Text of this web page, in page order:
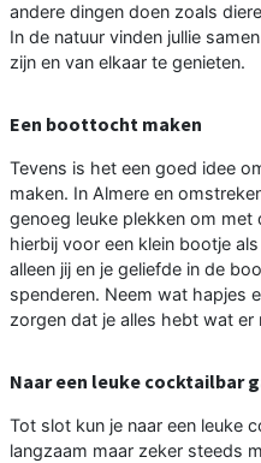
andere dingen doen zoals
In de natuur vinden jullie
zijn en van elkaar te genieten.
Een boottocht maken
Tevens is het een goed idee
maken. In Almere en
genoeg leuke plekken om met
hierbij voor een klein bootje
alleen jij en je geliefde in de
spenderen. Neem wat hapjes
zorgen dat je alles hebt wat er
Naar een leuke cocktailbar
Tot slot kun je naar een leuke
langzaam maar zeker steeds